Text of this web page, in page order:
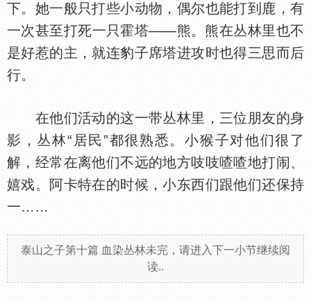
下。她一般只打些小动物，偶尔也能打到鹿，有
一次甚至打死一只霍塔——熊。熊在丛林里也不
是好惹的主，就连豹子席塔进攻时也得三思而后
行。
在他们活动的这一带丛林里，三位朋友的身
影，丛林“居民”都很熟悉。小猴子对他们很了
解，经常在离他们不远的地方吱吱喳喳地打闹、
嬉戏。阿卡特在的时候，小东西们跟他们还保持
一……
泰山之子第十篇 血染丛林未完，请进入下一小节继续阅
读..